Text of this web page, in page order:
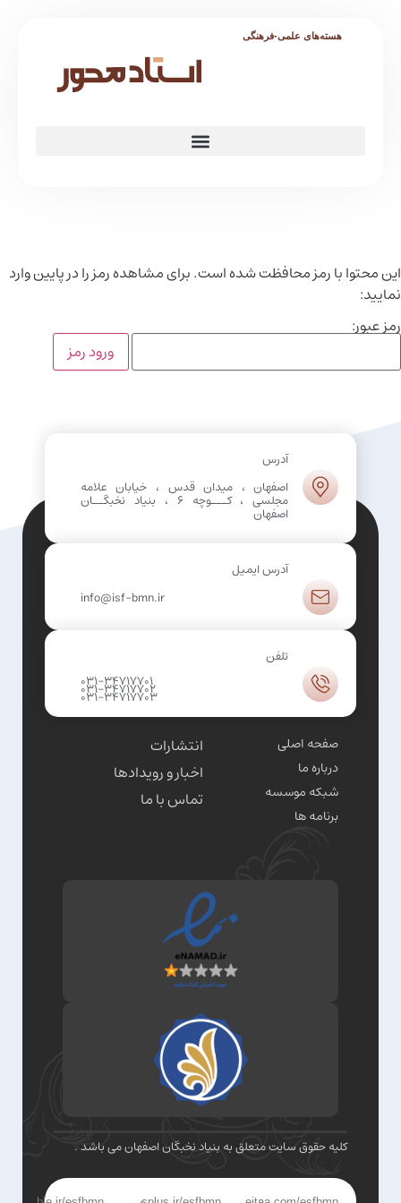
هسته‌های علمی-فرهنگی
این محتوا با رمز محافظت شده است. برای مشاهده رمز را در پایین وارد
نمایید:
رمز عبور:
آدرس
اصفهان ، میدان قدس ، خیابان علامه
مجلسی ، کـــوچه 6 ، بنیاد نخبگــان
اصفهان
آدرس ایمیل
info@isf-bmn.ir
تلفن
031-34717701
031-34717702
031-34717703
صفحه اصلی
درباره ما
شبکه موسسه
برنامه ها
انتشارات
اخبار و رویدادها
تماس با ما
کلیه حقوق سایت متعلق به بنیاد نخبگان اصفهان می باشد .